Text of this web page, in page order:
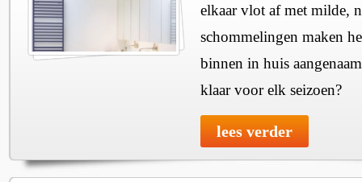
elkaar vlot af met milde,
schommelingen maken
binnen in huis
klaar voor elk seizoen?
lees verder